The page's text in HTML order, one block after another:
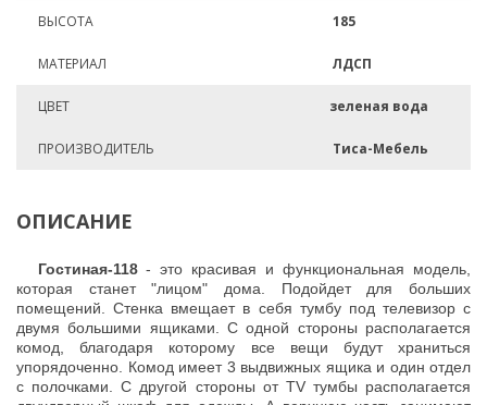
ВЫСОТА 185
МАТЕРИАЛ ЛДСП
ЦВЕТ зеленая вода
ПРОИЗВОДИТЕЛЬ Тиса-Мебель
ОПИСАНИЕ
Гостиная-118- это красивая и функциональная модель,
которая станет "лицом" дома. Подойдет для больших
помещений. Стенка вмещает в себя тумбу под телевизор с
двумя большими ящиками. С одной стороны располагается
комод, благодаря которому все вещи будут храниться
упорядоченно. Комод имеет 3 выдвижных ящика и один отдел
с полочками. С другой стороны от TV тумбы располагается